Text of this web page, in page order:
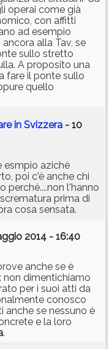
operai come già
con affitti
ad esempio
alla Tav, se
sullo stretto
A proposito una
fare il ponte sullo
quello
in Svizzera - 10
esmpio azichè
poi c'è anche chi
perchè....non l'hanno
prima di
cosa sensata.
2014 - 16:40
anche se è
non dimentichiamo
per i suoi atti da
conosco
anche se nessuno è
e la loro
.